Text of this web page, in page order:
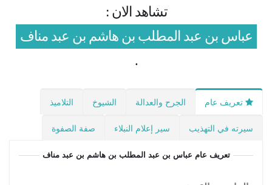
تشاهد الان :
عباس بن عبد المطلب بن هاشم بن عبد مناف
.
تعريف عام الجرح والعدالة الشيوخ التلاميذ
سيرته في التهذيب سير إعلام النبلاء صفة الصفوة
تعريف عام عباس بن عبد المطلب بن هاشم بن عبد مناف